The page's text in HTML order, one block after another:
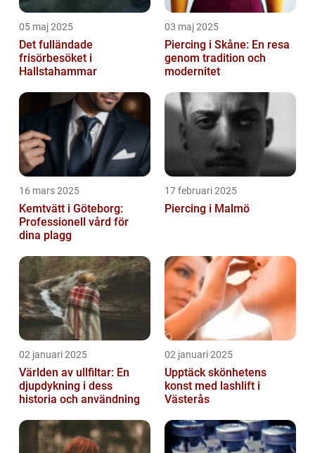
05 maj 2025
Det fulländade
frisörbesöket i
Hallstahammar
03 maj 2025
Piercing i Skåne: En resa
genom tradition och
modernitet
16 mars 2025
Kemtvätt i Göteborg:
Professionell vård för
dina plagg
17 februari 2025
Piercing i Malmö
02 januari 2025
Världen av ullfiltar: En
djupdykning i dess
historia och användning
02 januari 2025
Upptäck skönhetens
konst med lashlift i
Västerås